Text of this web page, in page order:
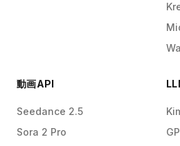
動画API
Seedance 2.5
Sora 2 Pro